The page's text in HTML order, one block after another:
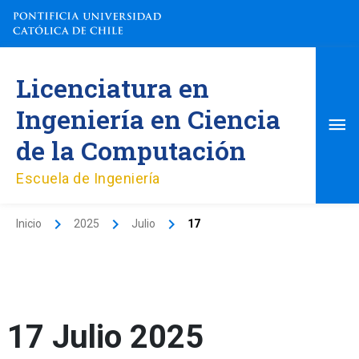
contenido
Licenciatura en
Ingeniería en Ciencia
de la Computación
Escuela de Ingeniería
Inicio 2025 Julio 17
17 Julio 2025